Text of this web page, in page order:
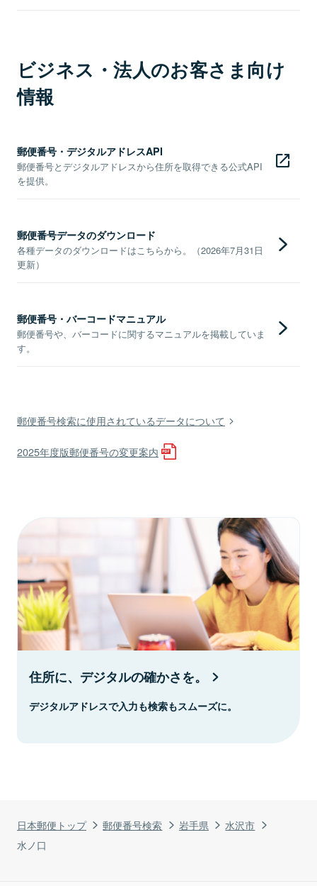
日本郵便トップ 郵便番号検索 岩手県
水沢市
水ノ口
ビジネス・法人のお客さま向け
情報
郵便番号・デジタルアドレスAPI
郵便番号とデジタルアドレスから住所を取得できる公式API
を提供。
郵便番号データのダウンロード
各種データのダウンロードはこちらから。（2026年7月31日
更新）
郵便番号・バーコードマニュアル
郵便番号や、バーコードに関するマニュアルを掲載していま
す。
郵便番号検索に使用されているデータについて
2025年度版郵便番号の変更案内
住所に、デジタルの確かさを。
デジタルアドレスで入力も検索もスムーズに。